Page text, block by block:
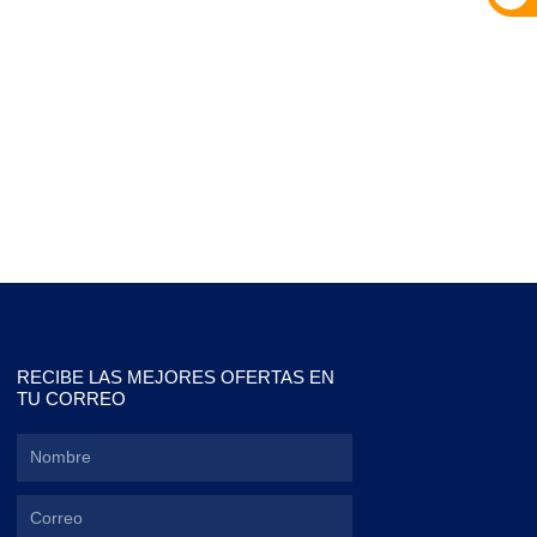
RECIBE LAS MEJORES OFERTAS EN
TU CORREO